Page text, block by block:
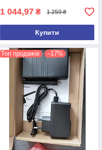
1 044,97 ₴ 1 259 ₴
Купити
Топ продажів –17%